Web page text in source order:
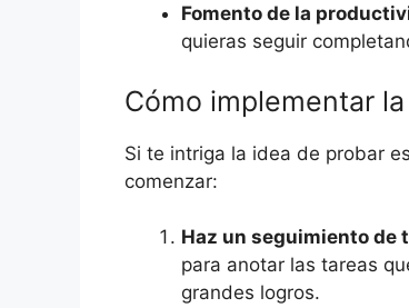
Fomento de la
quieras seguir
Cómo implementar
Si te intriga la idea de probar
comenzar:
Haz un seguimiento de
para anotar las tareas
grandes logros.